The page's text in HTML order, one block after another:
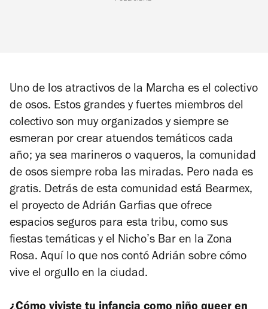
Uno de los atractivos de la Marcha es el colectivo
de osos. Estos grandes y fuertes miembros del
colectivo son muy organizados y siempre se
esmeran por crear atuendos temáticos cada
año; ya sea marineros o vaqueros, la comunidad
de osos siempre roba las miradas. Pero nada es
gratis. Detrás de esta comunidad está Bearmex,
el proyecto de Adrián Garfias que ofrece
espacios seguros para esta tribu, como sus
fiestas temáticas y el Nicho’s Bar en la Zona
Rosa. Aquí lo que nos contó Adrián sobre cómo
vive el orgullo en la ciudad.